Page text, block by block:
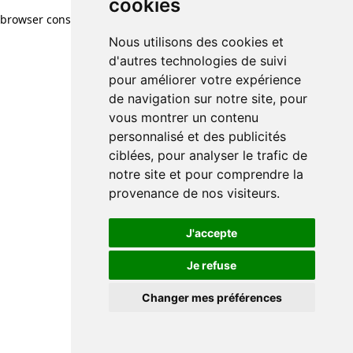
cookies
Nous utilisons des cookies et
d'autres technologies de suivi
pour améliorer votre expérience
de navigation sur notre site, pour
vous montrer un contenu
personnalisé et des publicités
ciblées, pour analyser le trafic de
notre site et pour comprendre la
provenance de nos visiteurs.
J'accepte
Je refuse
Changer mes préférences
browser console for more information)